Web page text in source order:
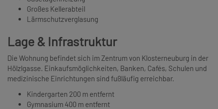
Großes Kellerabteil
Lärmschutzverglasung
Lage & Infrastruktur
Die Wohnung befindet sich im Zentrum von Klosterneuburg in der
Hölzlgasse. Einkaufsmöglichkeiten, Banken, Cafés, Schulen und
medizinische Einrichtungen sind fußläufig erreichbar.
Kindergarten 200 m entfernt
Gymnasium 400 m entfernt